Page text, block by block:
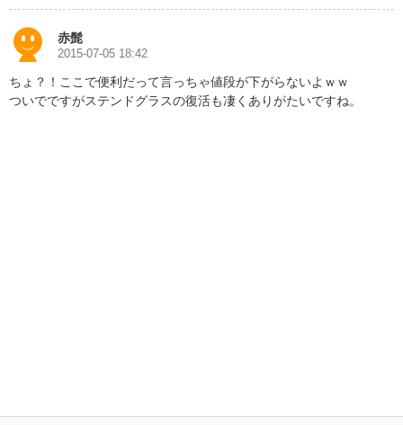
赤髭
2015-07-05 18:42
ちょ？！ここで便利だって言っちゃ値段が下がらないよｗｗ
ついでですがステンドグラスの復活も凄くありがたいですね。